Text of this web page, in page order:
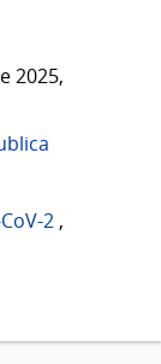
2025,
2 ,